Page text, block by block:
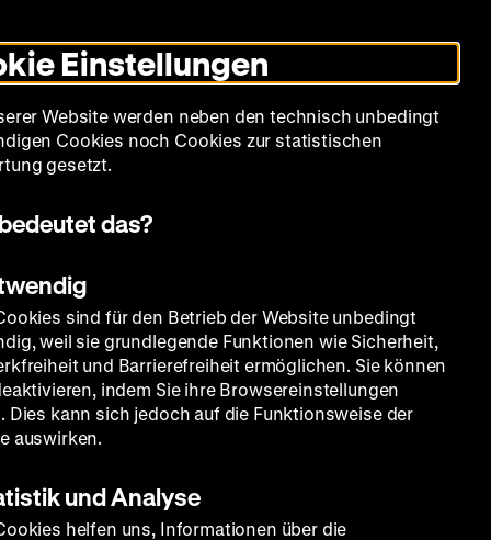
Modus
umschalten
Sprache
Filmreihen Über uns
Einstellungen
Website werden neben den technisch unbedingt
Cookies noch Cookies zur statistischen
gesetzt.
das?
sind für den Betrieb der Website unbedingt
weil sie grundlegende Funktionen wie Sicherheit,
und Barrierefreiheit ermöglichen. Sie können
indem Sie ihre Browsereinstellungen
Dies kann sich jedoch auf die Funktionsweise der
auswirken.
und Analyse
helfen uns, Informationen über die